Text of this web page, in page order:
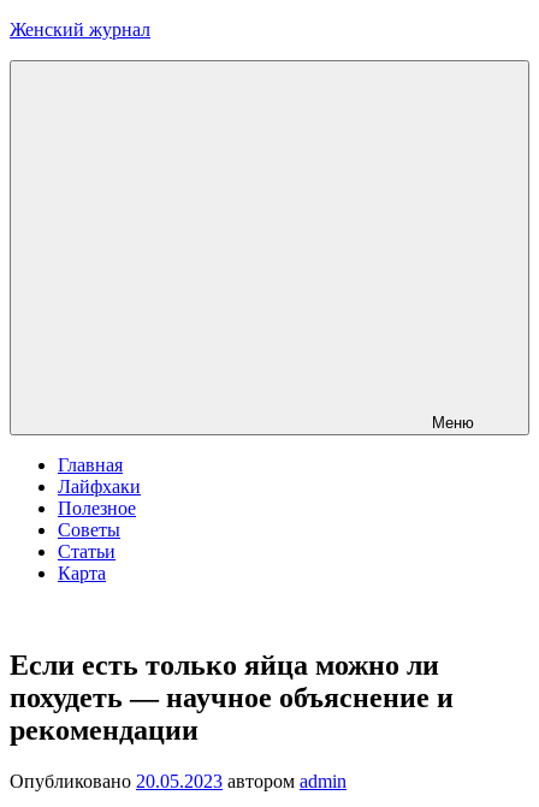
Перейти
Женский журнал
Меню
Главная
Лайфхаки
Полезное
Советы
Статьи
Карта
Если есть только яйца можно ли
похудеть — научное объяснение и
рекомендации
Опубликовано 20.05.2023 автором admin